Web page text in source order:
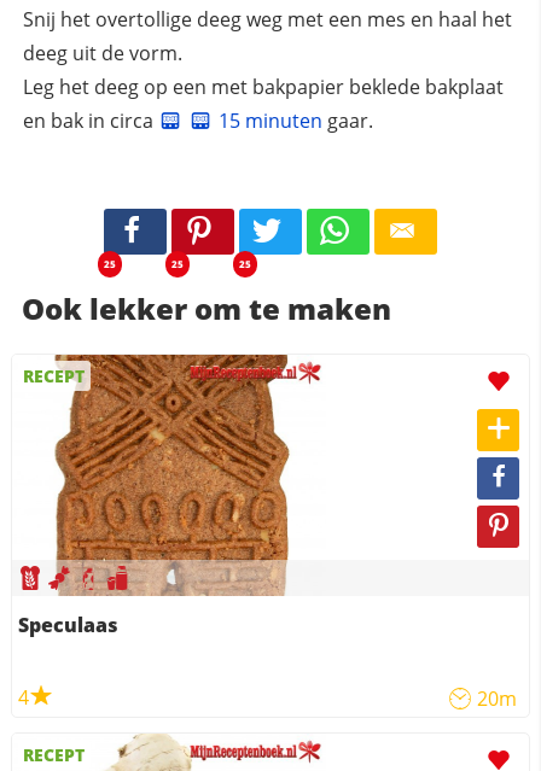
Snij het overtollige deeg weg met een mes en haal het
deeg uit de vorm.
Leg het deeg op een met bakpapier beklede bakplaat
en bak in circa
15 minuten gaar.
25 25 25
Ook lekker om te maken
RECEPT
Speculaas
4 20m
RECEPT